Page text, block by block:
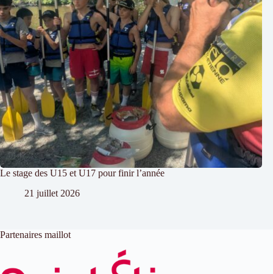
Le stage des U15 et U17 pour finir l’année
21 juillet 2026
Partenaires maillot